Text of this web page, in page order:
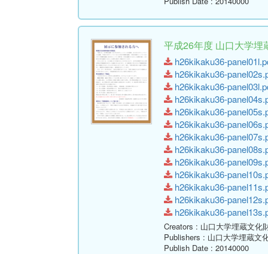
平成26年度 山口大学
h26kikaku36-
h26kikaku36-
h26kikaku36-
h26kikaku36-
h26kikaku36-
h26kikaku36-
h26kikaku36-
h26kikaku36-
h26kikaku36-
h26kikaku36-
h26kikaku36-
h26kikaku36-
h26kikaku36-
Creators : 山口大学埋蔵文化
Publishers : 山口大学埋蔵文
Publish Date : 20140000